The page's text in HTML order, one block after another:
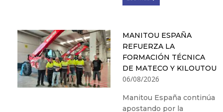
MANITOU ESPAÑA
REFUERZA LA
FORMACIÓN TÉCNICA
DE MATECO Y KILOUTOU
06/08/2026
Manitou España continúa
apostando por la